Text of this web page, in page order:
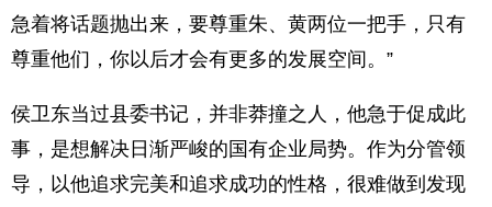
急着将话题抛出来，要尊重朱、黄两位一把手，只有
尊重他们，你以后才会有更多的发展空间。”
侯卫东当过县委书记，并非莽撞之人，他急于促成此
事，是想解决日渐严峻的国有企业局势。作为分管领
导，以他追求完美和追求成功的性格，很难做到发现